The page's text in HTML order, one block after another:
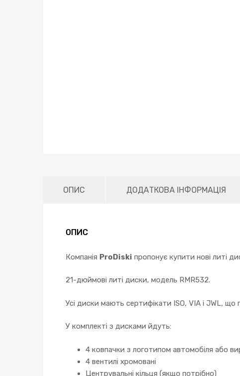
ОПИС ДОДАТКОВА ІНФОРМАЦІЯ
ОПИС
Компанія ProDiski пропонує купити нові литі
21-дюймові литі диски, модель RMR532.
Усі диски мають сертифікати ISO, VIA і JWL,
У комплекті з дисками йдуть:
4 ковпачки з логотипом автомобіля або
4 вентилі хромовані
Центрувальні кільця (якщо потрібно)